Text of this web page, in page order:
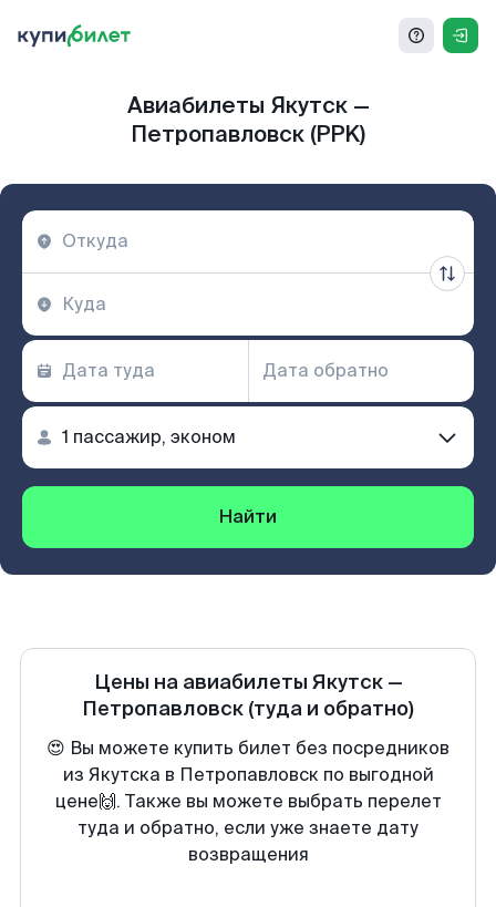
Авиабилеты Якутск —
Петропавловск (PPK)
Найти
Цены на авиабилеты Якутск—
Петропавловск (туда и обратно)
😍 Вы можете купить билет без посредников
из Якутска в Петропавловск по выгодной
цене🙌. Также вы можете выбрать перелет
туда и обратно, если уже знаете дату
возвращения